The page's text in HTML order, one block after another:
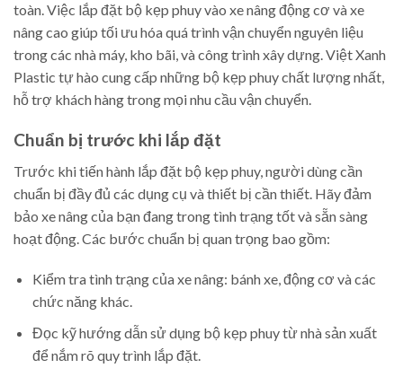
toàn. Việc lắp đặt bộ kẹp phuy vào xe nâng động cơ và xe
nâng cao giúp tối ưu hóa quá trình vận chuyển nguyên liệu
trong các nhà máy, kho bãi, và công trình xây dựng. Việt Xanh
Plastic tự hào cung cấp những bộ kẹp phuy chất lượng nhất,
hỗ trợ khách hàng trong mọi nhu cầu vận chuyển.
Chuẩn bị trước khi lắp đặt
Trước khi tiến hành lắp đặt bộ kẹp phuy, người dùng cần
chuẩn bị đầy đủ các dụng cụ và thiết bị cần thiết. Hãy đảm
bảo xe nâng của bạn đang trong tình trạng tốt và sẵn sàng
hoạt động. Các bước chuẩn bị quan trọng bao gồm:
Kiểm tra tình trạng của xe nâng: bánh xe, động cơ và các
chức năng khác.
Đọc kỹ hướng dẫn sử dụng bộ kẹp phuy từ nhà sản xuất
để nắm rõ quy trình lắp đặt.